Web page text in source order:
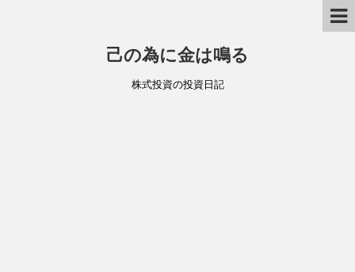
己の為に金は鳴る
株式投資の投資日記